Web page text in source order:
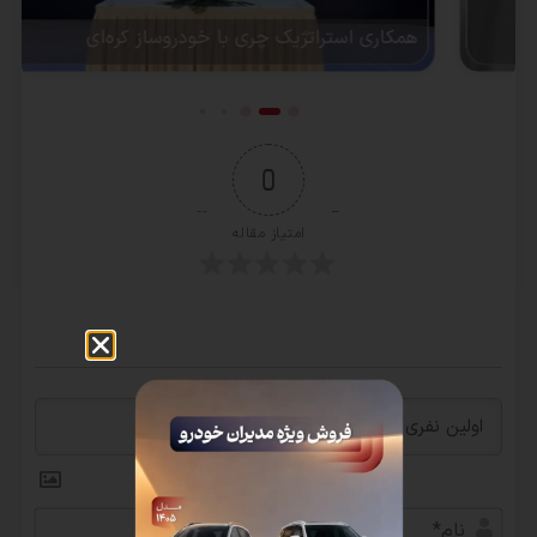
همکاری استراتژیک چری با خودروساز کره‌ای
0
امتیاز مقاله